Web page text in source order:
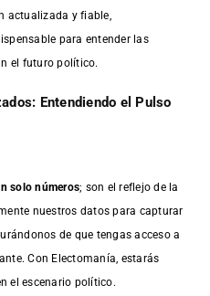
actualizada y fiable,
para entender las
el futuro político.
Entendiendo el Pulso
solo números; son el reflejo de la
nuestros datos para capturar
de que tengas acceso a
Con Electomanía, estarás
el escenario político.